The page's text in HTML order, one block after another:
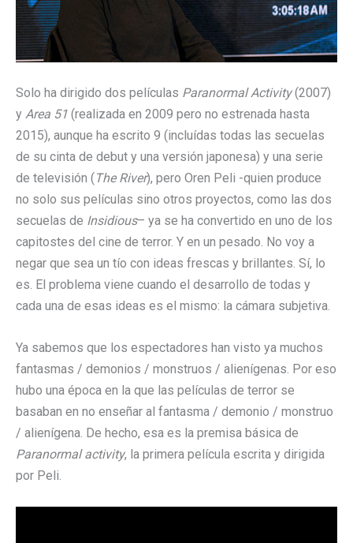
Solo ha dirigido dos películas Paranormal Activity(2007)
y Area 51 (realizada en 2009 pero no estrenada hasta
2015), aunque ha escrito 9 (incluídas todas las secuelas
de su cinta de debut y una versión japonesa) y una serie
de televisión ( The River), pero Oren Peli -quien produce
no solo sus películas sino otros proyectos, como las dos
secuelas de Insidious– ya se ha convertido en uno de los
capitostes del cine de terror. Y en un pesado. No voy a
negar que sea un tío con ideas frescas y brillantes. Sí, lo
es. El problema viene cuando el desarrollo de todas y
cada una de esas ideas es el mismo: la cámara subjetiva.
Ya sabemos que los espectadores han visto ya muchos
fantasmas / demonios / monstruos / alienígenas. Por eso
hubo una época en la que las películas de terror se
basaban en no enseñar al fantasma / demonio / monstruo
/ alienígena. De hecho, esa es la premisa básica de
Paranormal activity, la primera película escrita y dirigida
por Peli.